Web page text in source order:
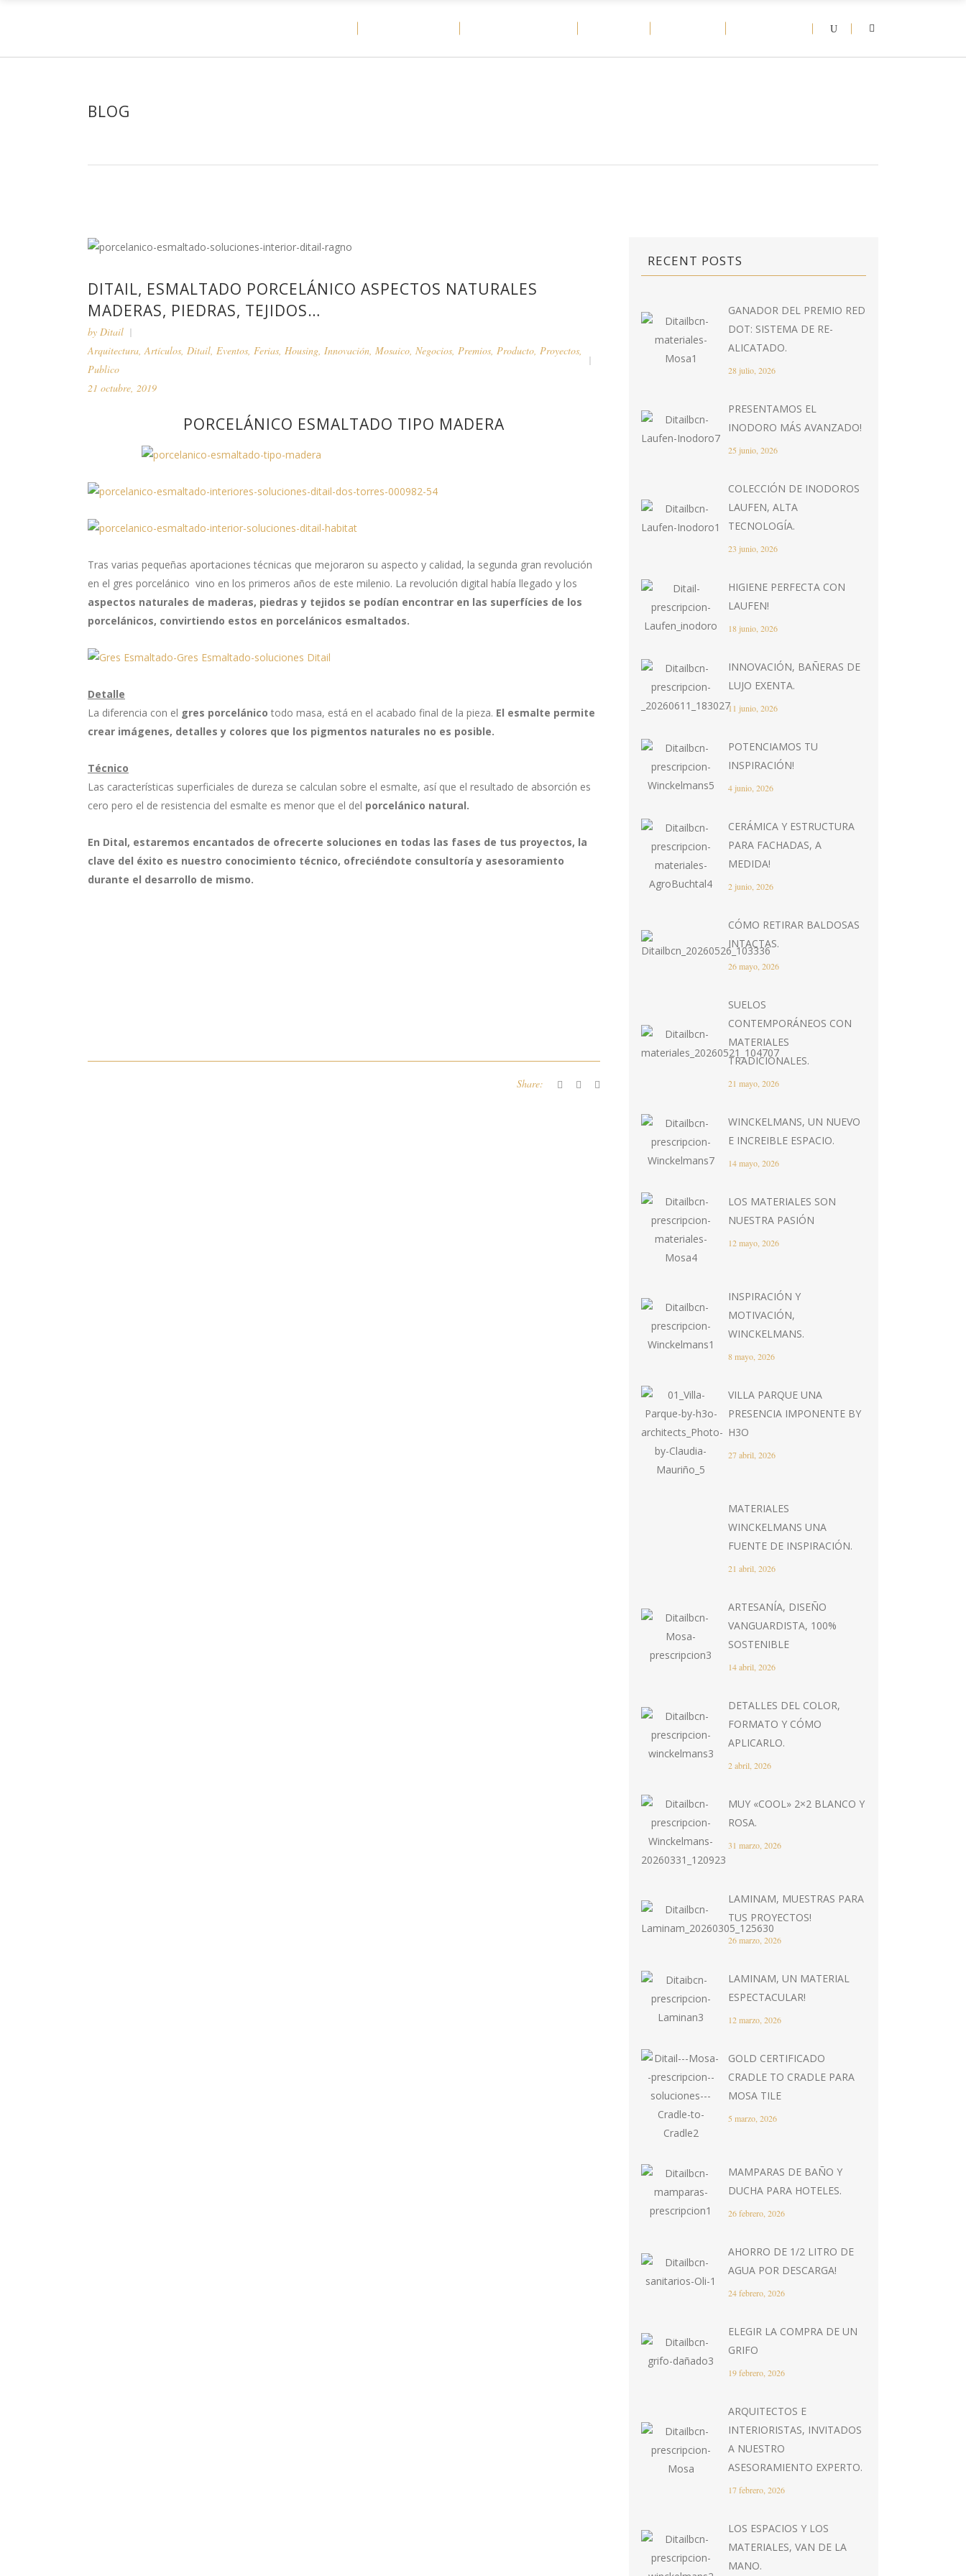
BLOG
DITAIL, ESMALTADO PORCELÁNICO ASPECTOS NATURALES
MADERAS, PIEDRAS, TEJIDOS…
by Ditail
Arquitectura,Artículos, Ditail, Eventos, Ferias, Housing, Innovación, Mosaico, Negocios, Premios, Producto, Proyectos,
Publico
21 octubre, 2019
PORCELÁNICO ESMALTADO TIPO MADERA
Tras varias pequeñas aportaciones técnicas que mejoraron su aspecto y calidad, la segunda gran revolución
en el gres porcelánico vino en los primeros años de este milenio. La revolución digital había llegado y los
aspectos naturales de maderas, piedras y tejidos se podían encontrar en las superfícies de los
porcelánicos, convirtiendo estos en porcelánicos esmaltados.
Detalle
La diferencia con el gres porcelánico todo masa, está en el acabado final de la pieza. El esmalte permite
crear imágenes, detalles y colores que los pigmentos naturales no es posible.
Técnico
Las características superficiales de dureza se calculan sobre el esmalte, así que el resultado de absorción es
cero pero el de resistencia del esmalte es menor que el del porcelánico natural.
En Dital, estaremos encantados de ofrecerte soluciones en todas las fases de tus proyectos, la
clave del éxito es nuestro conocimiento técnico, ofreciéndote consultoría y asesoramiento
durante el desarrollo de mismo.
Share:
RECENT POSTS
GANADOR DEL PREMIO RED
DOT: SISTEMA DE RE-
ALICATADO.
28 julio, 2026
PRESENTAMOS EL
INODORO MÁS AVANZADO!
25 junio, 2026
COLECCIÓN DE INODOROS
LAUFEN, ALTA
TECNOLOGÍA.
23 junio, 2026
HIGIENE PERFECTA CON
LAUFEN!
18 junio, 2026
INNOVACIÓN, BAÑERAS DE
LUJO EXENTA.
11 junio, 2026
POTENCIAMOS TU
INSPIRACIÓN!
4 junio, 2026
CERÁMICA Y ESTRUCTURA
PARA FACHADAS, A
MEDIDA!
2 junio, 2026
CÓMO RETIRAR BALDOSAS
INTACTAS.
26 mayo, 2026
SUELOS
CONTEMPORÁNEOS CON
MATERIALES
TRADICIONALES.
21 mayo, 2026
WINCKELMANS, UN NUEVO
E INCREIBLE ESPACIO.
14 mayo, 2026
LOS MATERIALES SON
NUESTRA PASIÓN
12 mayo, 2026
INSPIRACIÓN Y
MOTIVACIÓN,
WINCKELMANS.
8 mayo, 2026
VILLA PARQUE UNA
PRESENCIA IMPONENTE BY
H3O
27 abril, 2026
MATERIALES
WINCKELMANS UNA
FUENTE DE INSPIRACIÓN.
21 abril, 2026
ARTESANÍA, DISEÑO
VANGUARDISTA, 100%
SOSTENIBLE
14 abril, 2026
DETALLES DEL COLOR,
FORMATO Y CÓMO
APLICARLO.
2 abril, 2026
MUY «COOL» 2×2 BLANCO Y
ROSA.
31 marzo, 2026
LAMINAM, MUESTRAS PARA
TUS PROYECTOS!
26 marzo, 2026
LAMINAM, UN MATERIAL
ESPECTACULAR!
12 marzo, 2026
GOLD CERTIFICADO
CRADLE TO CRADLE PARA
MOSA TILE
5 marzo, 2026
MAMPARAS DE BAÑO Y
DUCHA PARA HOTELES.
26 febrero, 2026
AHORRO DE 1/2 LITRO DE
AGUA POR DESCARGA!
24 febrero, 2026
ELEGIR LA COMPRA DE UN
GRIFO
19 febrero, 2026
ARQUITECTOS E
INTERIORISTAS, INVITADOS
A NUESTRO
ASESORAMIENTO EXPERTO.
17 febrero, 2026
LOS ESPACIOS Y LOS
MATERIALES, VAN DE LA
MANO.